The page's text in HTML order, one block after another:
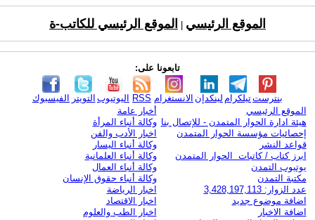
الموقع الرئيسي الموقع الرئيسي للكاتب-ة
تابعونا على:
الفيسبوك التويتر اليوتيوب RSS الانستغرام لينكدإن تيلكرامبنترست
الموقع الرئيسي
هيئة ادارة الحوار المتمدن - للإتصال بنا
إحصائيات مؤسسة الحوار المتمدن
قواعد النشر
ابرز كتاب / كاتبات الحوار المتمدن
يوتيوب التمدن
مكتبة التمدن
عدد الزوار: 3,428,197,113
اضافة موضوع جديد
اضافة الاخبار
أخبار عامة
وكالة أنباء المرأة
اخبار الأدب والفن
وكالة أنباء اليسار
وكالة أنباء العلمانية
وكالة أنباء العمال
وكالة أنباء حقوق الإنسان
اخبار الرياضة
اخبار الاقتصاد
اخبار الطب والعلوم